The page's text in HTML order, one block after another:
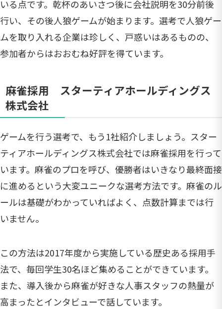
いる点です。乾杯のあいさつ後に会社説明を30分前後
行い、その後人狼ゲームが始まります。選考で人狼ゲー
ムを取り入れる企業は珍しく、戸惑いはあるものの、
参加者からはおおむね好評を得ています。
麻雀採用 スターティアホールディングス
株式会社
ゲームを行う選考で、もう1社紹介しましょう。スター
ティアホールディングス株式会社では麻雀採用を行って
います。麻雀のプロを呼び、優勝者はいきなり最終面接
に進めるという大変ユニークな選考方法です。麻雀のル
ールは基礎がわかっていればよく、点数計算までは行
いません。
この方法は2017年度から実施している歴史ある採用手
法で、毎回学生30名ほど集めることができています。
また、導入後から麻雀が好きな人事スタッフの熱量が
高まったとインタビューで話しています。